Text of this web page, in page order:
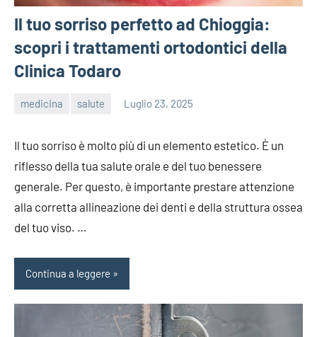
Il tuo sorriso perfetto ad Chioggia:
scopri i trattamenti ortodontici della
Clinica Todaro
medicina salute Luglio 23, 2025
Il tuo sorriso è molto più di un elemento estetico. È un
riflesso della tua salute orale e del tuo benessere
generale. Per questo, è importante prestare attenzione
alla corretta allineazione dei denti e della struttura ossea
del tuo viso. …
Continua a leggere